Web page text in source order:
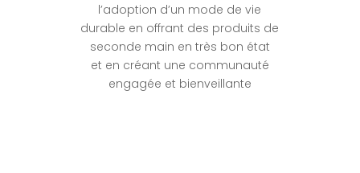
l’adoption d’un mode de vie
durable en offrant des produits de
seconde main en très bon état
et en créant une communauté
engagée et bienveillante